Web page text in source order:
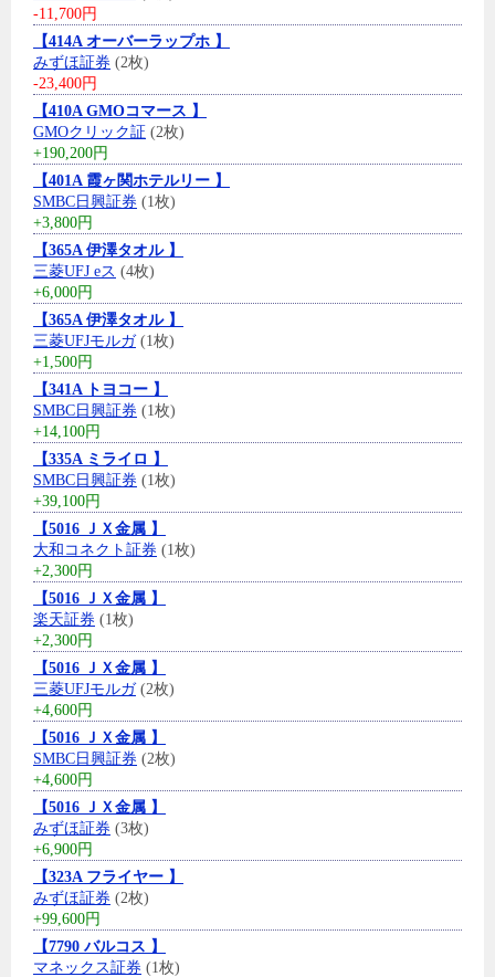
-11,700円
【414A オーバーラップホ 】
みずほ証券 (2枚)
-23,400円
【410A GMOコマース 】
GMOクリック証 (2枚)
+190,200円
【401A 霞ヶ関ホテルリー 】
SMBC日興証券 (1枚)
+3,800円
【365A 伊澤タオル 】
三菱UFJ eス (4枚)
+6,000円
【365A 伊澤タオル 】
三菱UFJモルガ(1枚)
+1,500円
【341A トヨコー 】
SMBC日興証券 (1枚)
+14,100円
【335A ミライロ 】
SMBC日興証券 (1枚)
+39,100円
【5016 ＪＸ金属 】
大和コネクト証券 (1枚)
+2,300円
【5016 ＪＸ金属 】
楽天証券 (1枚)
+2,300円
【5016 ＪＸ金属 】
三菱UFJモルガ(2枚)
+4,600円
【5016 ＪＸ金属 】
SMBC日興証券 (2枚)
+4,600円
【5016 ＪＸ金属 】
みずほ証券 (3枚)
+6,900円
【323A フライヤー 】
みずほ証券 (2枚)
+99,600円
【7790 バルコス 】
マネックス証券 (1枚)